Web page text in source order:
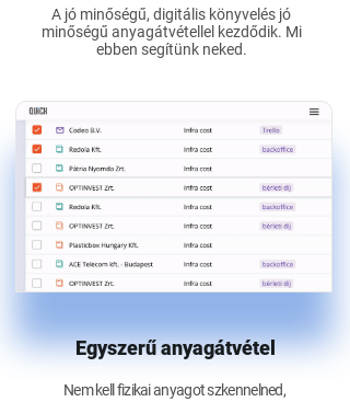
A jó minőségű, digitális könyvelés jó
minőségű anyagátvétellel kezdődik. Mi
ebben segítünk neked.
Egyszerű anyagátvétel
Nem kell fizikai anyagot szkennelned,